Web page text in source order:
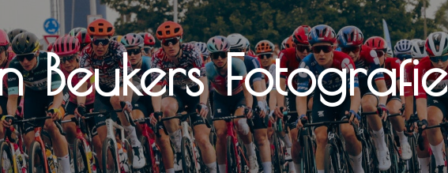
Beukers Fotografie